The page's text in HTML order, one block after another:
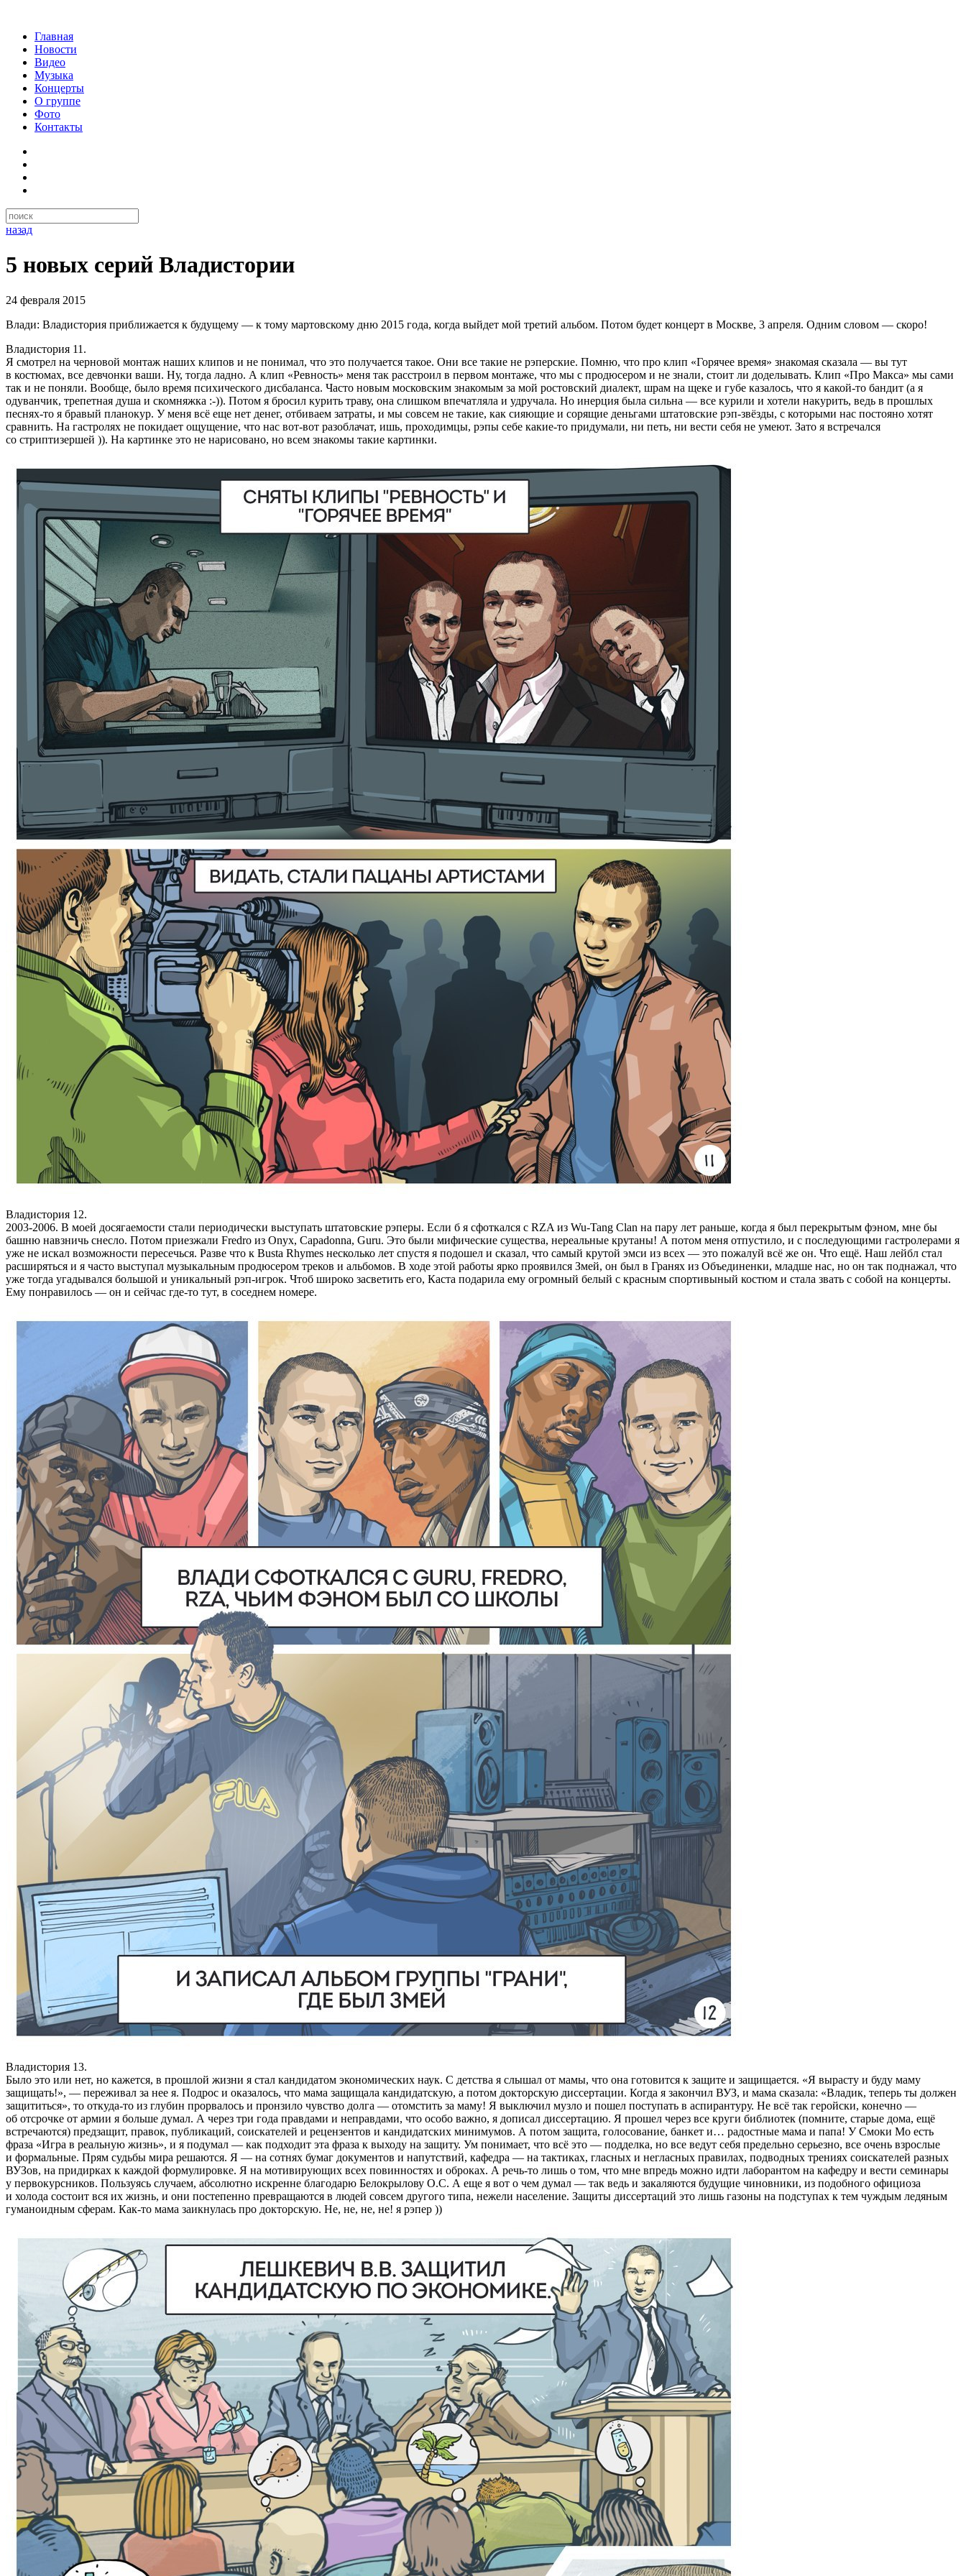
Главная
Новости
Видео
Музыка
Концерты
О группе
Фото
Контакты
назад
5 новых серий Владистории
24 февраля 2015
Влади: Владистория приближается к будущему — к тому мартовскому дню 2015 года, когда выйдет мой третий альбом. Потом будет концерт в Москве, 3 апреля. Одним словом — скоро!
Владистория 11.
Я смотрел на черновой монтаж наших клипов и не понимал, что это получается такое. Они все такие не рэперские. Помню, что про клип «Горячее время» знакомая сказала — вы тут
в костюмах, все девчонки ваши. Ну, тогда ладно. А клип «Ревность» меня так расстроил в первом монтаже, что мы с продюсером и не знали, стоит ли доделывать. Клип «Про Макса» мы сами
так и не поняли. Вообще, было время психического дисбаланса. Часто новым московским знакомым за мой ростовский диалект, шрам на щеке и губе казалось, что я какой‑то бандит (а я
одуванчик, трепетная душа и скомняжка :-)). Потом я бросил курить траву, она слишком впечатляла и удручала. Но инерция была сильна — все курили и хотели накурить, ведь в прошлых
песнях‑то я бравый планокур. У меня всё еще нет денег, отбиваем затраты, и мы совсем не такие, как сияющие и сорящие деньгами штатовские рэп‑звёзды, с которыми нас постояно хотят
сравнить. На гастролях не покидает ощущение, что нас вот‑вот разоблачат, ишь, проходимцы, рэпы себе какие‑то придумали, ни петь, ни вести себя не умеют. Зато я встречался
со стриптизершей )). На картинке это не нарисовано, но всем знакомы такие картинки.
Владистория 12.
2003-2006. В моей досягаемости стали периодически выступать штатовские рэперы. Если б я сфоткался с RZA из Wu-Tang Clan на пару лет раньше, когда я был перекрытым фэном, мне бы
башню навзничь снесло. Потом приезжали Fredro из Onyx, Capadonna, Guru. Это были мифические существа, нереальные крутаны! А потом меня отпустило, и с последующими гастролерами я
уже не искал возможности пересечься. Разве что к Busta Rhymes несколько лет спустя я подошел и сказал, что самый крутой эмси из всех — это пожалуй всё же он. Что ещё. Наш лейбл стал
расширяться и я часто выступал музыкальным продюсером треков и альбомов. В ходе этой работы ярко проявился Змей, он был в Гранях из Объединенки, младше нас, но он так поднажал, что
уже тогда угадывался большой и уникальный рэп‑игрок. Чтоб широко засветить его, Каста подарила ему огромный белый с красным спортивыный костюм и стала звать с собой на концерты.
Ему понравилось — он и сейчас где‑то тут, в соседнем номере.
Владистория 13.
Было это или нет, но кажется, в прошлой жизни я стал кандидатом экономических наук. С детства я слышал от мамы, что она готовится к защите и защищается. «Я вырасту и буду маму
защищать!», — переживал за нее я. Подрос и оказалось, что мама защищала кандидатскую, а потом докторскую диссертации. Когда я закончил ВУЗ, и мама сказала: «Владик, теперь ты должен
защититься», то откуда‑то из глубин прорвалось и пронзило чувство долга — отомстить за маму! Я выключил музло и пошел поступать в аспирантуру. Не всё так геройски, конечно —
об отсрочке от армии я больше думал. А через три года правдами и неправдами, что особо важно, я дописал диссертацию. Я прошел через все круги библиотек (помните, старые дома, ещё
встречаются) предзащит, правок, публикаций, соискателей и рецензентов и кандидатских минимумов. А потом защита, голосование, банкет и… радостные мама и папа! У Смоки Мо есть
фраза «Игра в реальную жизнь», и я подумал — как подходит эта фраза к выходу на защиту. Ум понимает, что всё это — подделка, но все ведут себя предельно серьезно, все очень взрослые
и формальные. Прям судьбы мира решаются. Я — на сотнях бумаг документов и напутствий, кафедра — на тактиках, гласных и негласных правилах, подводных трениях соискателей разных
ВУЗов, на придирках к каждой формулировке. Я на мотивирующих всех повинностях и оброках. А речь‑то лишь о том, что мне впредь можно идти лаборантом на кафедру и вести семинары
у первокурсников. Пользуясь случаем, абсолютно искренне благодарю Белокрылову О.С. А еще я вот о чем думал — так ведь и закаляются будущие чиновники, из подобного официоза
и холода состоит вся их жизнь, и они постепенно превращаются в людей совсем другого типа, нежели население. Защиты диссертаций это лишь газоны на подступах к тем чуждым ледяным
гуманоидным сферам. Как‑то мама заикнулась про докторскую. Не, не, не, не! я рэпер ))